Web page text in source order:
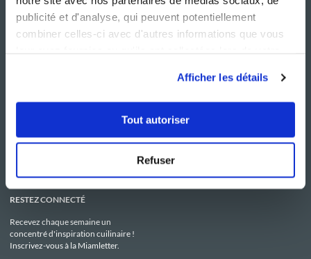
publicité et d'analyse, qui peuvent potentiellement
combiner celles-ci avec d'autres informations que vous
Afficher les détails
Tout autoriser
Refuser
Le Mag'
Boutique
C.G.U
Politique de confidentialité
Utilisation des Cookies
RESTEZ CONNECTÉ
Recevez chaque semaine un
concentré d'inspiration cuilinaire !
Inscrivez-vous à la Miamletter.